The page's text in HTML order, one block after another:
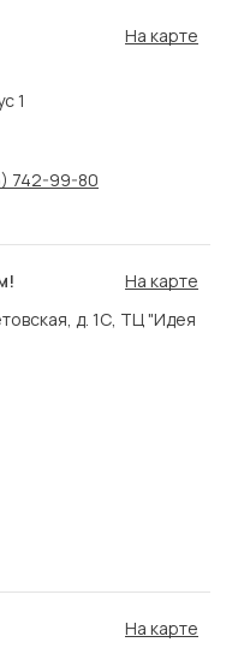
На карте
1
742-99-80
На карте
д. 1С, ТЦ "Идея
На карте